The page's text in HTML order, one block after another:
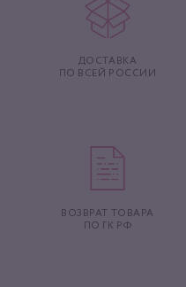
ДОСТАВКА
ПО ВСЕЙ РОССИИ
ВОЗВРАТ ТОВАРА
ПО ГК РФ